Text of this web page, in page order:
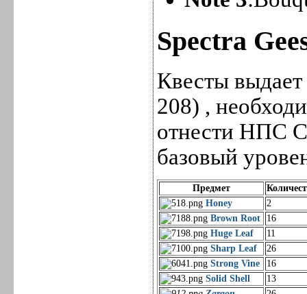
Spectra
Квесты
208) ,
отнести НПС
базовый
Предмет
Honey
2
Brown Root
16
Huge Leaf
11
Sharp Leaf
26
Strong Vine
16
Solid Shell
13